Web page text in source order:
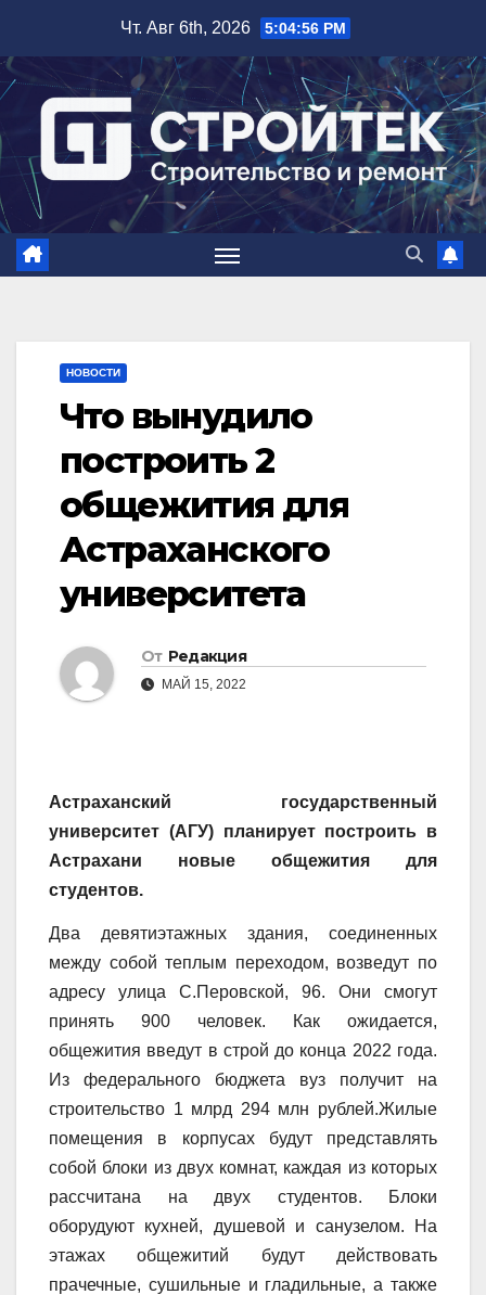
содержимому
Чт. Авг 6th, 2026 5:04:57 PM
НОВОСТИ
Что вынудило
построить 2
общежития для
Астраханского
университета
От Редакция
МАЙ 15, 2022
Астраханский государственный
университет (АГУ) планирует построить в
Астрахани новые общежития для
студентов.
Два девятиэтажных здания, соединенных
между собой теплым переходом, возведут по
адресу улица С.Перовской, 96. Они смогут
принять 900 человек. Как ожидается,
общежития введут в строй до конца 2022 года.
Из федерального бюджета вуз получит на
строительство 1 млрд 294 млн рублей.Жилые
помещения в корпусах будут представлять
собой блоки из двух комнат, каждая из которых
рассчитана на двух студентов. Блоки
оборудуют кухней, душевой и санузелом. На
этажах общежитий будут действовать
прачечные, сушильные и гладильные, а также